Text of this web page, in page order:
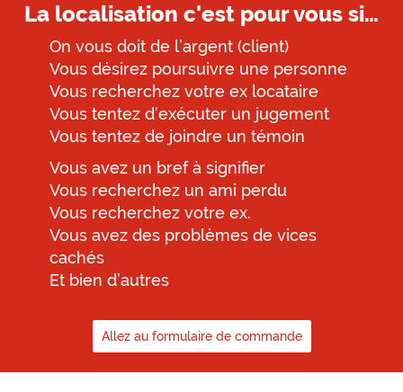
La localisation c'est pour vous si…
On vous doit de l’argent (client)
Vous désirez poursuivre une personne
Vous recherchez votre ex locataire
Vous tentez d’exécuter un jugement
Vous tentez de joindre un témoin
Vous avez un bref à signifier
Vous recherchez un ami perdu
Vous recherchez votre ex.
Vous avez des problèmes de vices
cachés
Et bien d’autres
Allez au formulaire de commande